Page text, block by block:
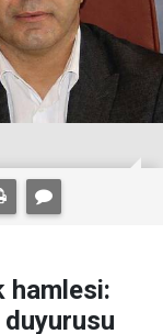
hamlesi: